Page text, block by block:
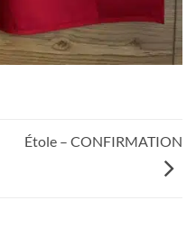
Étole – CONFIRMATION